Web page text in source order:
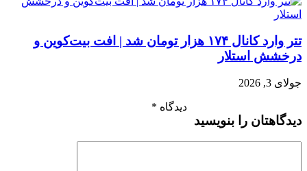
تتر وارد کانال ۱۷۴ هزار تومان شد | افت بیت‌کوین و
درخشش استلار
جولای 3, 2026
دیدگاهتان را بنویسید
دیدگاه *